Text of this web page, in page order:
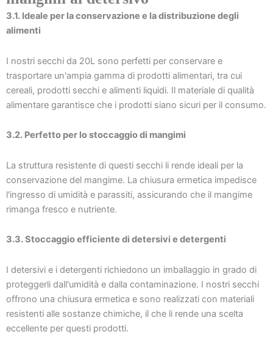
3.1. Ideale per la conservazione e la distribuzione degli
alimenti
I nostri secchi da 20L sono perfetti per conservare e
trasportare un'ampia gamma di prodotti alimentari, tra cui
cereali, prodotti secchi e alimenti liquidi. Il materiale di qualità
alimentare garantisce che i prodotti siano sicuri per il consumo.
3.2. Perfetto per lo stoccaggio di mangimi
La struttura resistente di questi secchi li rende ideali per la
conservazione del mangime. La chiusura ermetica impedisce
l'ingresso di umidità e parassiti, assicurando che il mangime
rimanga fresco e nutriente.
3.3. Stoccaggio efficiente di detersivi e detergenti
I detersivi e i detergenti richiedono un imballaggio in grado di
proteggerli dall'umidità e dalla contaminazione. I nostri secchi
offrono una chiusura ermetica e sono realizzati con materiali
resistenti alle sostanze chimiche, il che li rende una scelta
eccellente per questi prodotti.